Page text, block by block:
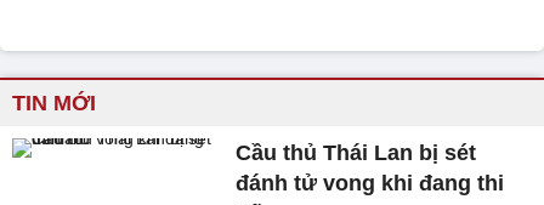
TIN MỚI
Cầu thủ Thái Lan bị sét
đánh tử vong khi đang thi